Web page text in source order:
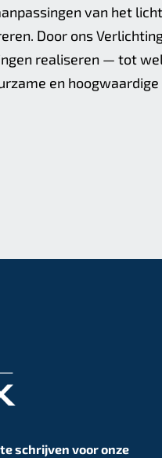
van het
Door ons
realiseren — tot
en
schrijven voor onze